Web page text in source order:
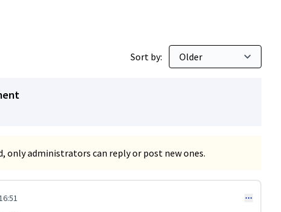
Sort by:
only administrators can reply or post new ones.